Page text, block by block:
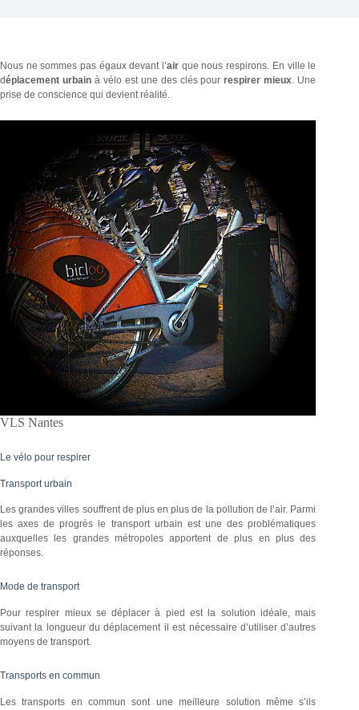
Nous ne sommes pas égaux devant l’air que nous respirons. En ville le
déplacement urbainà vélo est une des clés pourrespirer mieux. Une
prise de conscience qui devient réalité.
VLS Nantes
Le vélo pour respirer
Transport urbain
Les grandes villes souffrent de plus en plus de la pollution de l’air. Parmi
les axes de progrès le transport urbain est une des problématiques
auxquelles les grandes métropoles apportent de plus en plus des
réponses.
Mode de transport
Pour respirer mieux se déplacer à pied est la solution idéale, mais
suivant la longueur du déplacement il est nécessaire d’utiliser d’autres
moyens de transport.
Transports en commun
Les transports en commun sont une meilleure solution même s’ils